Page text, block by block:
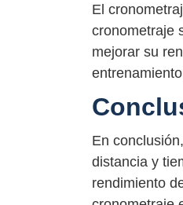
El
cronometraje
mejorar su
En
distancia y
rendimiento